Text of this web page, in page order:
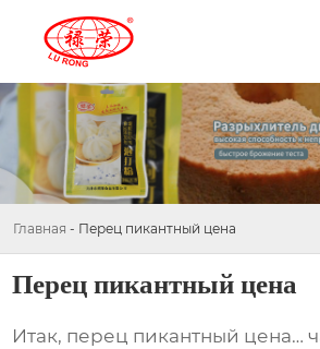
Главная - Перец пикантный цена
Перец пикантный цена
Итак, перец пикантный цена…